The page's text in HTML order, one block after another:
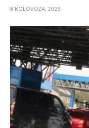
8 KOLOVOZA, 2026